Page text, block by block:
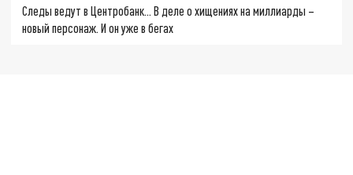
Следы ведут в Центробанк… В деле о хищениях на миллиарды –
новый персонаж. И он уже в бегах